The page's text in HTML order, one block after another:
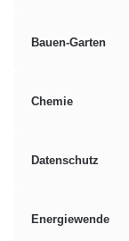
Bauen-Garten
Chemie
Datenschutz
Energiewende